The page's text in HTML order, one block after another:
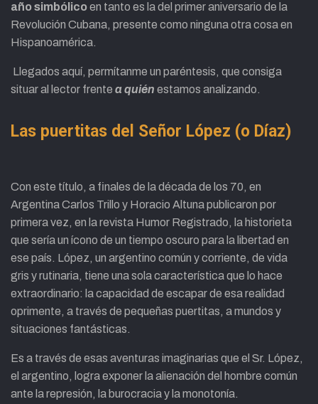
año simbólicoen tanto es la del primer aniversario de la
Revolución Cubana, presente como ninguna otra cosa en
Hispanoamérica.
Llegados aquí, permítanme un paréntesis, que consiga
situar al lector frente a quién estamos analizando.
Las puertitas del Señor López (o Díaz)
Con este título, a finales de la década de los 70, en
Argentina Carlos Trillo y Horacio Altuna publicaron por
primera vez, en la revista Humor Registrado, la historieta
que sería un ícono de un tiempo oscuro para la libertad en
ese país. López, un argentino común y corriente, de vida
gris y rutinaria, tiene una sola característica que lo hace
extraordinario: la capacidad de escapar de esa realidad
oprimente, a través de pequeñas puertitas, a mundos y
situaciones fantásticas.
Es a través de esas aventuras imaginarias que el Sr. López,
el argentino, logra exponer la alienación del hombre común
ante la represión, la burocracia y la monotonía.